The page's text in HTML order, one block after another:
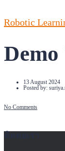
Robotic
Demo
13 August 2024
Posted by:
No Comments